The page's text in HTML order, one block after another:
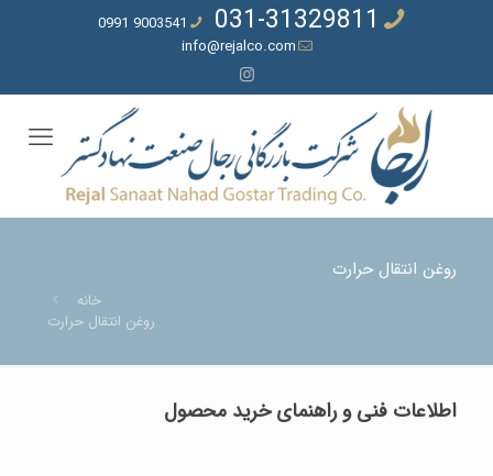
031-31329811
9003541 0991
info@rejalco.com
روغن انتقال حرارت
خانه
روغن انتقال حرارت
اطلاعات فنی و راهنمای خرید محصول